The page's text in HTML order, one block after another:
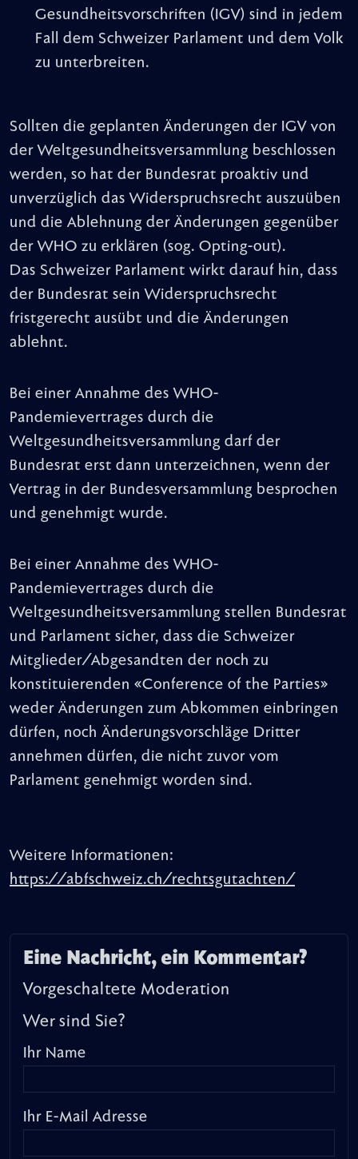
Gesundheitsvorschriften (IGV) sind in jedem
Fall dem Schweizer Parlament und dem Volk
zu unterbreiten.
Sollten die geplanten Änderungen der IGV von
der Weltgesundheitsversammlung beschlossen
werden, so hat der Bundesrat proaktiv und
unverzüglich das Widerspruchsrecht auszuüben
und die Ablehnung der Änderungen gegenüber
der WHO zu erklären (sog. Opting-out).
Das Schweizer Parlament wirkt darauf hin, dass
der Bundesrat sein Widerspruchsrecht
fristgerecht ausübt und die Änderungen
ablehnt.
Bei einer Annahme des WHO-
Pandemievertrages durch die
Weltgesundheitsversammlung darf der
Bundesrat erst dann unterzeichnen, wenn der
Vertrag in der Bundesversammlung besprochen
und genehmigt wurde.
Bei einer Annahme des WHO-
Pandemievertrages durch die
Weltgesundheitsversammlung stellen Bundesrat
und Parlament sicher, dass die Schweizer
Mitglieder/Abgesandten der noch zu
konstituierenden «Conference of the Parties»
weder Änderungen zum Abkommen einbringen
dürfen, noch Änderungsvorschläge Dritter
annehmen dürfen, die nicht zuvor vom
Parlament genehmigt worden sind.
Weitere Informationen:
https://abfschweiz.ch/rechtsgutachten/
Eine Nachricht, ein Kommentar?
Vorgeschaltete Moderation
Wer sind Sie?
Ihr Name
Ihr E-Mail Adresse